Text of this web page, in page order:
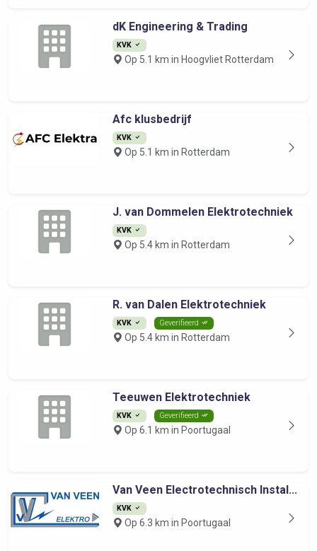
dK Engineering & Trading
KVK
Op 5.1 km in Hoogvliet Rotterdam
Afc klusbedrijf
KVK
Op 5.1 km in Rotterdam
J. van Dommelen Elektrotechniek
KVK
Op 5.4 km in Rotterdam
R. van Dalen Elektrotechniek
KVK Geverifieerd
Op 5.4 km in Rotterdam
Teeuwen Elektrotechniek
KVK Geverifieerd
Op 6.1 km in Poortugaal
Van Veen Electrotechnisch Instal...
KVK
Op 6.3 km in Poortugaal